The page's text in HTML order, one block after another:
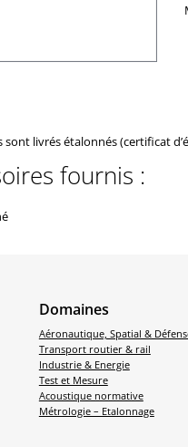
sont livrés étalonnés (certificat
fournis :
Domaines
Aéronautique, Spatial &
Transport routier & rail
Industrie & Energie
Test et Mesure
Acoustique normative
Métrologie – Etalonnage